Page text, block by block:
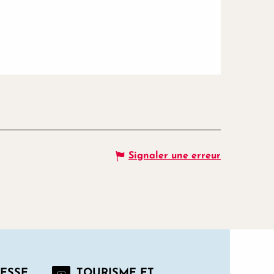
Signaler une erreur